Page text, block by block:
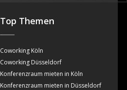
Top Themen
Coworking Köln
Coworking Düsseldorf
Konferenzraum mieten in Köln
Konferenzraum mieten in Düsseldorf